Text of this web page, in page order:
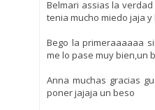
Belmari assias la
tenia mucho miedo jaja
Bego la primeraaaaaa
me lo pase muy bien,un
Anna muchas gracias
poner jajaja un beso